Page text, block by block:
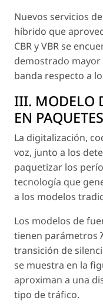
Nuevos servicios
híbrido que
CBR y VBR se
demostrado mayor
banda respecto a
III. MODELO
EN PAQUETES
La digitalización,
voz, junto a los
paquetizar los
tecnología que
a los modelos
Los modelos de
tienen parámetros
transición de
se muestra en la
aproximan a una
tipo de tráfico.